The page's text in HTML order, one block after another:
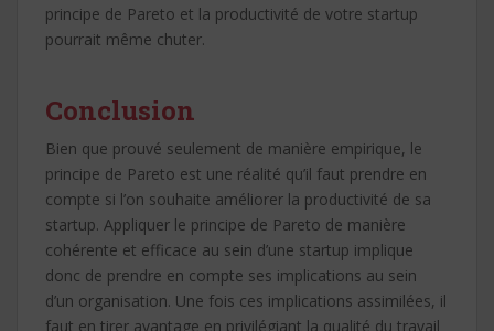
principe de Pareto et la productivité de votre startup
pourrait même chuter.
Conclusion
Bien que prouvé seulement de manière empirique, le
principe de Pareto est une réalité qu’il faut prendre en
compte si l’on souhaite améliorer la productivité de sa
startup. Appliquer le principe de Pareto de manière
cohérente et efficace au sein d’une startup implique
donc de prendre en compte ses implications au sein
d’un organisation. Une fois ces implications assimilées, il
faut en tirer avantage en privilégiant la qualité du travail